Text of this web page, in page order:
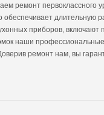
ремонт
длительную
приборов,
наши
ремонт нам, вы